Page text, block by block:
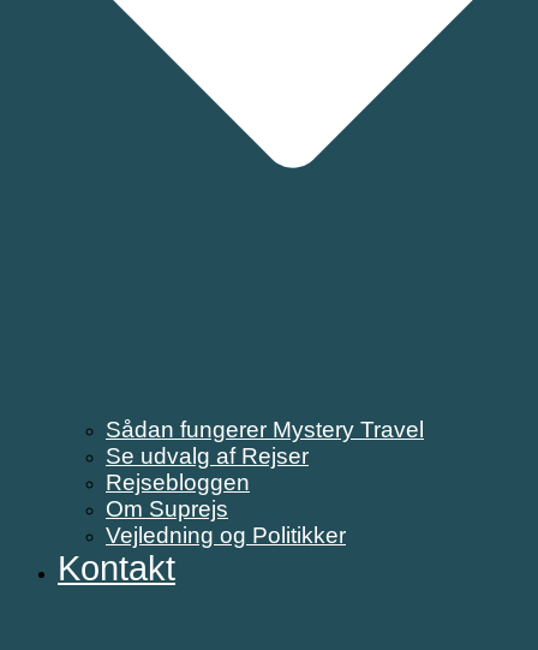
Sådan fungerer Mystery Travel
Se udvalg af Rejser
Rejsebloggen
Om Suprejs
Vejledning og Politikker
Kontakt